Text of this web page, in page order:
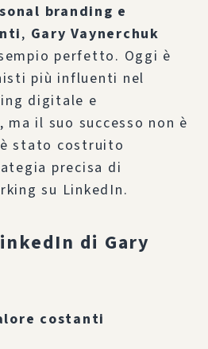
branding e
, Gary Vaynerchuk
perfetto. Oggi è
più influenti nel
digitale e
il suo successo non è
stato costruito
precisa di
su LinkedIn.
di Gary
costanti